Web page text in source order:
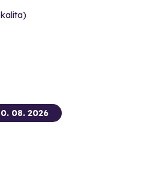
08. 2026